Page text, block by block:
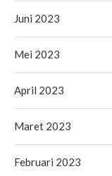
Juni 2023
Mei 2023
April 2023
Maret 2023
Februari 2023